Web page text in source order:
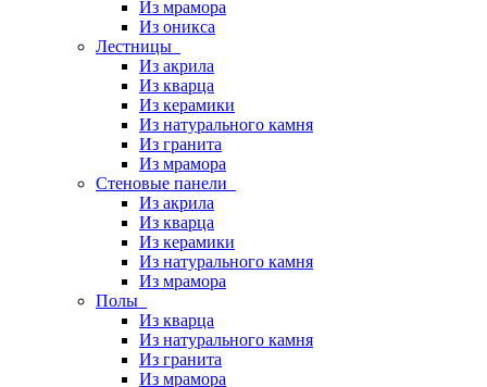
Из мрамора
Из оникса
Лестницы
Из акрила
Из кварца
Из керамики
Из натурального камня
Из гранита
Из мрамора
Стеновые панели
Из акрила
Из кварца
Из керамики
Из натурального камня
Из мрамора
Полы
Из кварца
Из натурального камня
Из гранита
Из мрамора